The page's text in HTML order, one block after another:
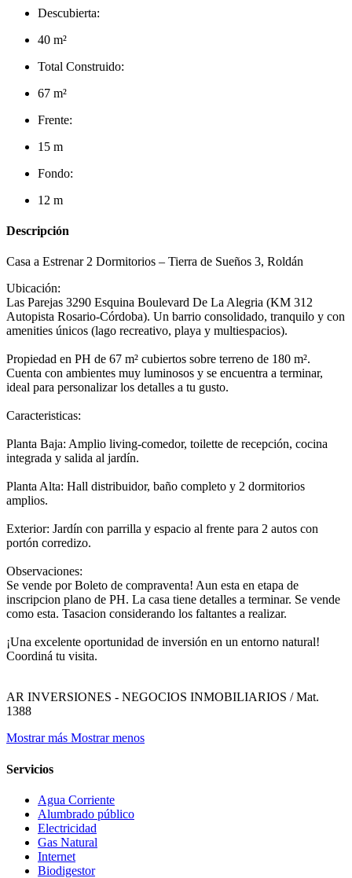
Descubierta:
40 m²
Total Construido:
67 m²
Frente:
15 m
Fondo:
12 m
Descripción
Casa a Estrenar 2 Dormitorios – Tierra de Sueños 3, Roldán
Ubicación:
Las Parejas 3290 Esquina Boulevard De La Alegria (KM 312
Autopista Rosario-Córdoba). Un barrio consolidado, tranquilo y con
amenities únicos (lago recreativo, playa y multiespacios).
Propiedad en PH de 67 m² cubiertos sobre terreno de 180 m².
Cuenta con ambientes muy luminosos y se encuentra a terminar,
ideal para personalizar los detalles a tu gusto.
Caracteristicas:
Planta Baja: Amplio living-comedor, toilette de recepción, cocina
integrada y salida al jardín.
Planta Alta: Hall distribuidor, baño completo y 2 dormitorios
amplios.
Exterior: Jardín con parrilla y espacio al frente para 2 autos con
portón corredizo.
Observaciones:
Se vende por Boleto de compraventa! Aun esta en etapa de
inscripcion plano de PH. La casa tiene detalles a terminar. Se vende
como esta. Tasacion considerando los faltantes a realizar.
¡Una excelente oportunidad de inversión en un entorno natural!
Coordiná tu visita.
AR INVERSIONES - NEGOCIOS INMOBILIARIOS / Mat.
1388
Mostrar más Mostrar menos
Servicios
Agua Corriente
Alumbrado público
Electricidad
Gas Natural
Internet
Biodigestor